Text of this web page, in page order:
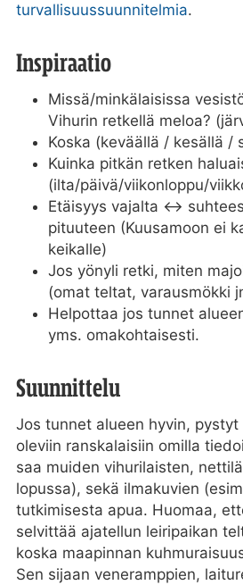
turvallisuussuunnitelmia.
Inspiraatio
Missä/minkälaisissa
Vihurin retkellä meloa?
Koska (keväällä / kesällä /
Kuinka pitkän retken
(ilta/päivä/viikonloppu/
Etäisyys vajalta <->
pituuteen (Kuusamoon ei
keikalle)
Jos yönyli retki, miten
(omat teltat, varausmökki
Helpottaa jos tunnet
yms. omakohtaisesti.
Suunnittelu
Jos tunnet alueen hyvin,
oleviin ranskalaisiin omilla
saa muiden vihurilaisten,
lopussa), sekä ilmakuvien
tutkimisesta apua. Huomaa,
selvittää ajatellun leiripaikan
koska maapinnan
Sen sijaan veneramppien,